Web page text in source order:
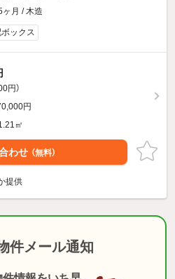
月 / 木造
ックス
円）
円
㎡
わせ （無料）
提供
件メール通知